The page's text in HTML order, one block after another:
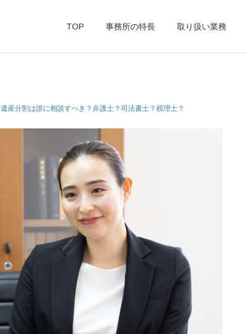
TOP 事務所の特長 取り扱い業務
企業法務・商事紛争
遺産分割は誰に相談すべき？弁護士？司法書士？税理士？